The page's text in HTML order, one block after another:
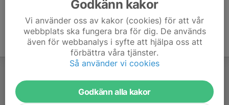
Godkänn kakor
Vi använder oss av kakor (cookies) för att vår
webbplats ska fungera bra för dig. De används
även för webbanalys i syfte att hjälpa oss att
förbättra våra tjänster.
Så använder vi cookies
Godkänn alla kakor